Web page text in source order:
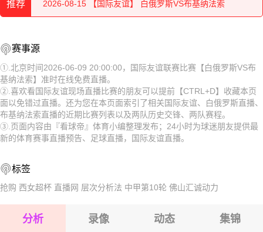
推荐
2026-08-15 【国际友谊】 白俄罗斯VS布基纳法索
2026-08-15 【国际友谊】 白俄罗斯VS布基纳法索
2026-08-15 【国际友谊】 白俄罗斯VS布基纳法索
2026-08-15 【国际友谊】 白俄罗斯VS布基纳法索
2026-08-14 【国际友谊】 白俄罗斯VS布基纳法索
2026-08-15 【国际友谊】 白俄罗斯VS布基纳法索
2026-08-15 【国际友谊】 白俄罗斯VS布基纳法索
2026-08-15 【国际友谊】 白俄罗斯VS布基纳法索
2026-08-15 【国际友谊】 白俄罗斯VS布基纳法索
赛事源
①.北京时间2026-06-09 20:00:00，国际友谊联赛比赛【白俄罗斯VS布
基纳法索】准时在线免费直播。
②.喜欢看国际友谊现场直播比赛的朋友可以提前【CTRL+D】收藏本页
面以免错过直播。还为您在本页面索引了相关国际友谊、白俄罗斯直播、
布基纳法索直播的近期比赛列表以及两队历史交锋、两队赛程。
③.页面内容由『看球帝』体育小编整理发布；24小时为球迷朋友提供最
新的体育赛事直播预告、足球直播，国际友谊直播。
标签
抢购 西女超杯 直播网 层次分析法 中甲第10轮 佛山汇诚动力
分析 录像 动态 集锦